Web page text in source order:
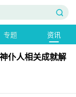
专题 资讯
仆人相关成就解